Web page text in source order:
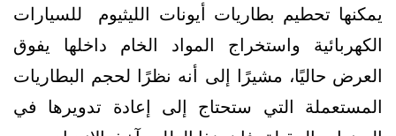
يمكنها تحطيم بطاريات أيونات الليثيوم للسيارات
الكهربائية واستخراج المواد الخام داخلها يفوق
العرض حاليًا، مشيرًا إلى أنه نظرًا لحجم البطاريات
المستعملة التي ستحتاج إلى إعادة تدويرها في